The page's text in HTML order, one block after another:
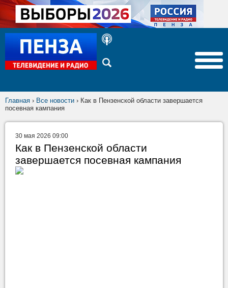
Главная › Все новости › Как в Пензенской области завершается
посевная кампания
30 мая 2026 09:00
Как в Пензенской области
завершается посевная кампания